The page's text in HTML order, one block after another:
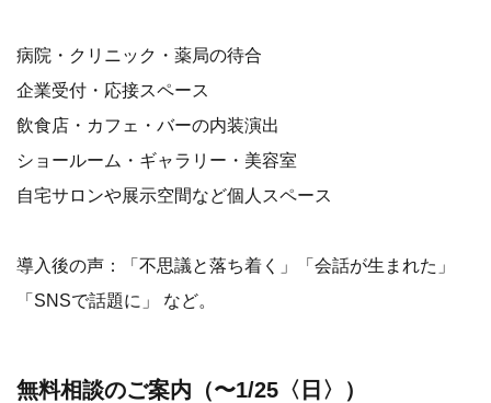
病院・クリニック・薬局の待合
企業受付・応接スペース
飲食店・カフェ・バーの内装演出
ショールーム・ギャラリー・美容室
自宅サロンや展示空間など個人スペース
導入後の声：「不思議と落ち着く」「会話が生まれた」
「SNSで話題に」 など。
無料相談のご案内（〜1/25〈日〉）